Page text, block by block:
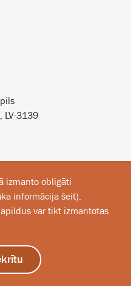
LV-3139
izmanto obligāti
informācija šeit).
var tikt izmantotas